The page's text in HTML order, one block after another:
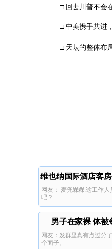
□ 回去川普不会
□ 中美携手共进
□ 天坛的整体布
维也纳国际酒店客
网友： 麦兜槑槑:这工作
吧？
男子在家裸 体被
网友：发群里真有点过分
个面子。